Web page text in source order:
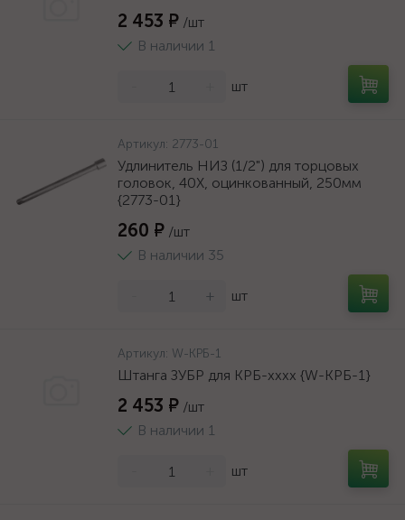
2 453 ₽ /шт
В наличии 1
шт
Артикул: 2773-01
Удлинитель НИЗ (1/2") для торцовых
головок, 40Х, оцинкованный, 250мм
{2773-01}
260 ₽ /шт
В наличии 35
+ шт
Артикул: W-КРБ-1
Штанга ЗУБР для КРБ-хххх {W-КРБ-1}
2 453 ₽ /шт
В наличии 1
шт